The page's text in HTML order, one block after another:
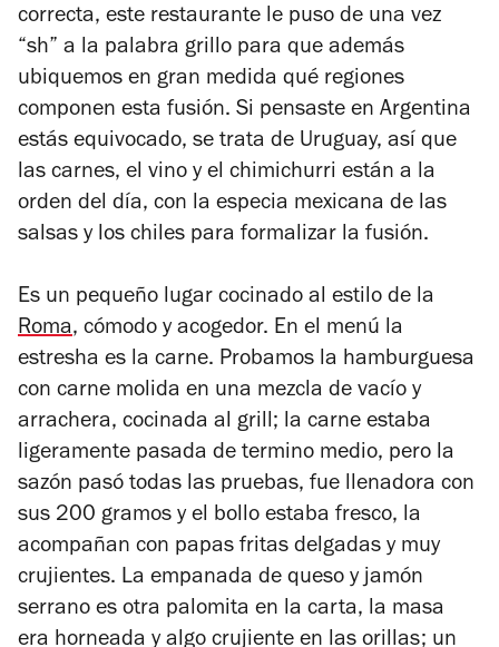
correcta, este restaurante le puso de una vez
“sh” a la palabra grillo para que además
ubiquemos en gran medida qué regiones
componen esta fusión. Si pensaste en Argentina
estás equivocado, se trata de Uruguay, así que
las carnes, el vino y el chimichurri están a la
orden del día, con la especia mexicana de las
salsas y los chiles para formalizar la fusión.
Es un pequeño lugar cocinado al estilo de la
Roma, cómodo y acogedor. En el menú la
estresha es la carne. Probamos la hamburguesa
con carne molida en una mezcla de vacío y
arrachera, cocinada al grill; la carne estaba
ligeramente pasada de termino medio, pero la
sazón pasó todas las pruebas, fue llenadora con
sus 200 gramos y el bollo estaba fresco, la
acompañan con papas fritas delgadas y muy
crujientes. La empanada de queso y jamón
serrano es otra palomita en la carta, la masa
era horneada y algo crujiente en las orillas; un